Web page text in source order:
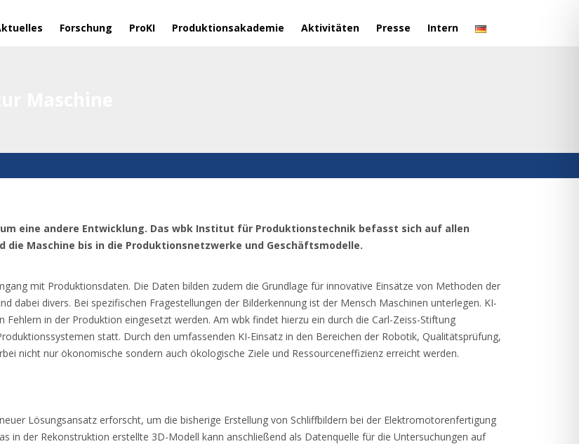
Forschung ProKI Produktionsakademie Aktivitäten Presse Intern
eine andere Entwicklung. Das wbk Institut für Produktionstechnik befasst sich auf allen
die Maschine bis in die Produktionsnetzwerke und Geschäftsmodelle.
mit Produktionsdaten. Die Daten bilden zudem die Grundlage für innovative Einsätze von Methoden der
dabei divers. Bei spezifischen Fragestellungen der Bilderkennung ist der Mensch Maschinen unterlegen. KI-
in der Produktion eingesetzt werden. Am wbk findet hierzu ein durch die Carl-Zeiss-Stiftung
statt. Durch den umfassenden KI-Einsatz in den Bereichen der Robotik, Qualitätsprüfung,
nicht nur ökonomische sondern auch ökologische Ziele und Ressourceneffizienz erreicht werden.
Lösungsansatz erforscht, um die bisherige Erstellung von Schliffbildern bei der Elektromotorenfertigung
in der Rekonstruktion erstellte 3D-Modell kann anschließend als Datenquelle für die Untersuchungen auf